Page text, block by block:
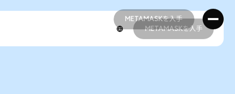
METAMASKを入手
METAMASKを入手
METAMASKを入手